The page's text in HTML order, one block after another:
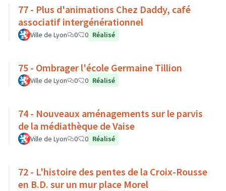
77 - Plus d'animations Chez Daddy, café
associatif intergénérationnel
Ville de Lyon 0 0 Réalisé
75 - Ombrager l'école Germaine Tillion
Ville de Lyon 0 0 Réalisé
74 - Nouveaux aménagements sur le parvis
de la médiathèque de Vaise
Ville de Lyon 0 0 Réalisé
72 - L'histoire des pentes de la Croix-Rousse
en B.D. sur un mur place Morel